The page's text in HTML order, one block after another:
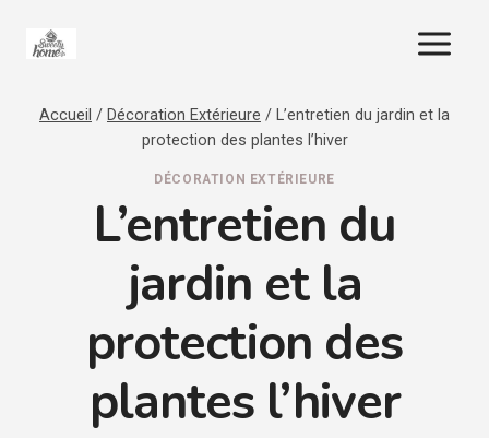
Accueil / Décoration Extérieure / L’entretien du jardin et la
protection des plantes l’hiver
DÉCORATION EXTÉRIEURE
L’entretien du
jardin et la
protection des
plantes l’hiver